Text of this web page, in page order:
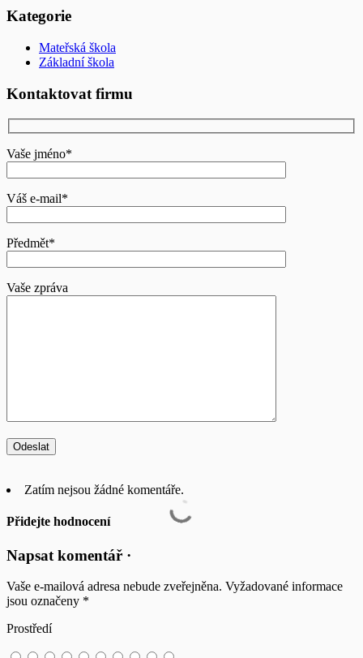
Kategorie
Mateřská škola
Základní škola
Kontaktovat firmu
Vaše jméno*
Váš e-mail*
Předmět*
Vaše zpráva
Zatím nejsou žádné komentáře.
Přidejte hodnocení
Napsat komentář ·
Vaše e-mailová adresa nebude zveřejněna. Vyžadované informace
jsou označeny *
Prostředí